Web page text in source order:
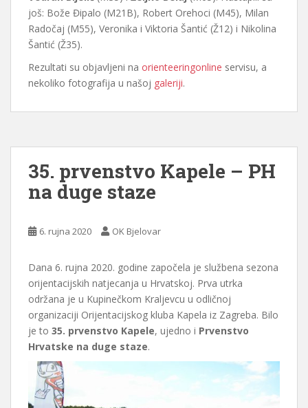
još: Bože Đipalo (M21B), Robert Orehoci (M45), Milan
Radočaj (M55), Veronika i Viktoria Šantić (Ž12) i Nikolina
Šantić (Ž35).
Rezultati su objavljeni na orienteeringonline servisu, a
nekoliko fotografija u našoj galeriji.
35. prvenstvo Kapele – PH
na duge staze
6. rujna 2020 OK Bjelovar
Dana 6. rujna 2020. godine započela je službena sezona
orijentacijskih natjecanja u Hrvatskoj. Prva utrka
održana je u Kupinečkom Kraljevcu u odličnoj
organizaciji Orijentacijskog kluba Kapela iz Zagreba. Bilo
je to 35. prvenstvo Kapele, ujedno i Prvenstvo
Hrvatske na duge staze.